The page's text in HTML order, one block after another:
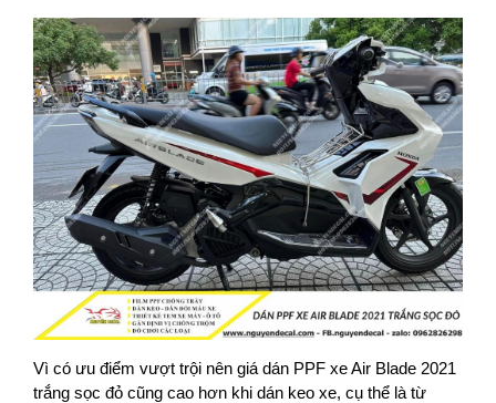
Vì có ưu điểm vượt trội nên giá dán PPF xe Air Blade 2021
trắng sọc đỏ cũng cao hơn khi dán keo xe, cụ thể là từ